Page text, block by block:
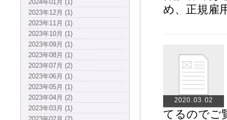
め、正規雇
2020.03.02
てるのでご
2024年01月 (1)
2023年12月 (1)
2023年11月 (1)
2023年10月 (1)
2023年09月 (1)
2023年08月 (1)
2023年07月 (2)
2023年06月 (1)
2023年05月 (1)
2023年04月 (2)
2023年03月 (1)